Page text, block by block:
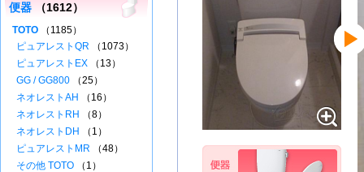
便器 （1612）
TOTO （1185）
ピュアレストQR （1073）
ピュアレストEX （13）
GG / GG800 （25）
ネオレストAH
（16）
ネオレストRH
（8）
ネオレストDH
（1）
ピュアレストMR （48）
その他 TOTO （1）